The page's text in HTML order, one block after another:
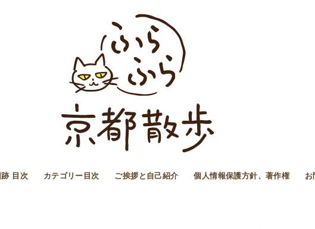
目次 カテゴリー目次 ご挨拶と自己紹介 個人情報保護方針、著作権 お